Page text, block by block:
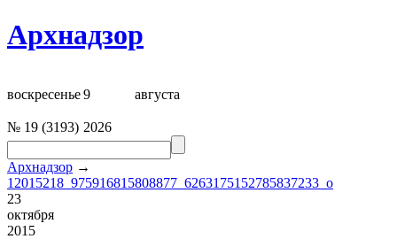
Архнадзор
воскресенье9 августа
№ 19 (3193) 2026
Архнадзор →
12015218_975916815808877_6263175152785837233_o
23
октября
2015